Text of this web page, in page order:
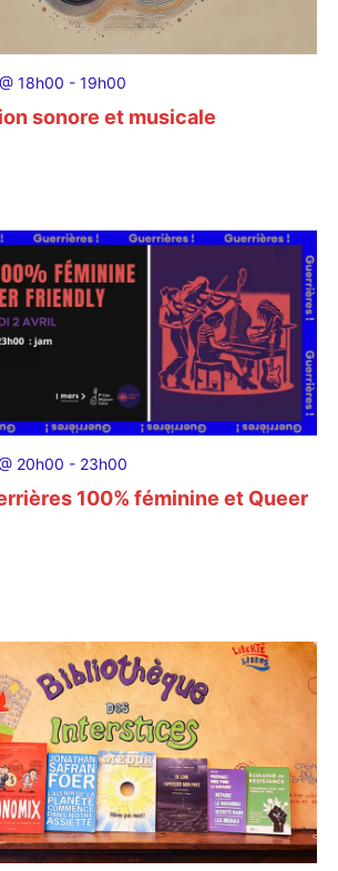
18h00 - 19h00
sonore et musicale
20h00 - 23h00
100% féminine et Queer